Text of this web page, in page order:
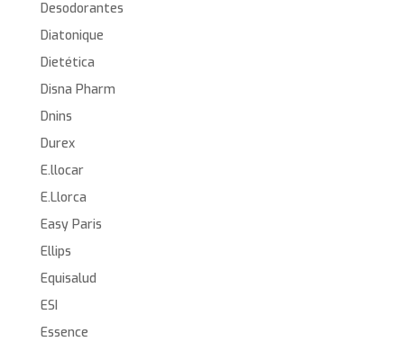
Desodorantes
Diatonique
Dietética
Disna Pharm
Dnins
Durex
E.llocar
E.Llorca
Easy Paris
Ellips
Equisalud
ESI
Essence